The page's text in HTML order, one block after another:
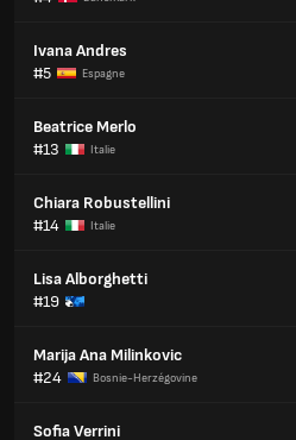
Ivana Andres
#5
Espagne
Beatrice Merlo
#13
Italie
Chiara Robustellini
#14
Italie
Lisa Alborghetti
#19
Marija Ana Milinkovic
#24
Bosnie-Herzégovine
Sofia Verrini